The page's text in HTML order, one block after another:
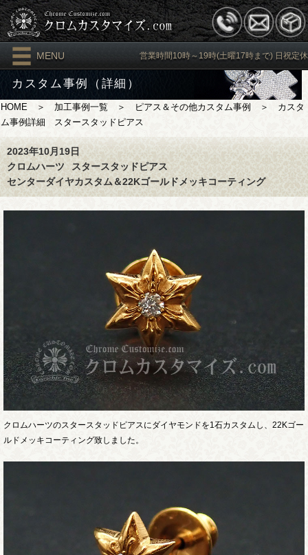
MENU 営業時間10時～19時(土曜17時まで) 日祝定休
カスタム事例（詳細）
HOME ＞ 加工事例一覧 ＞ ピアス＆その他カスタム事例
＞ カスタ
ム事例詳細 スタースタッドピアス
2023年10月19日
クロムハーツ
スタースタッドピアス
センターダイヤカスタム＆22Kゴールドメッキコーティング
クロムハーツのスタースタッドピアスにダイヤモンドを1石カスタムし、22Kゴー
ルドメッキコーティング致しました。